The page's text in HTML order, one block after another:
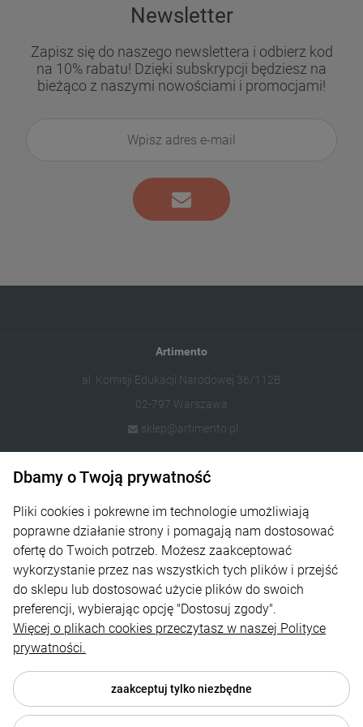
Newsletter
Zapisz się do naszego newslettera i odbierz kod
na 10% rabatu! Dzięki subskrypcji będziesz na
bieżąco z naszymi nowościami i promocjami!
Artimento
al. Komisji Edukacji Narodowej 36/112B
02-797 Warszawa
sklep@artimento.pl
Informacje
Sklep
Na skróty
Strefa Klienta
Dbamy o Twoją prywatność
Pliki cookies i pokrewne im technologie umożliwiają
poprawne działanie strony i pomagają nam dostosować
ofertę do Twoich potrzeb. Możesz zaakceptować
wykorzystanie przez nas wszystkich tych plików i przejść
do sklepu lub dostosować użycie plików do swoich
preferencji, wybierając opcję "Dostosuj zgody".
Więcej o plikach cookies przeczytasz w naszej Polityce
prywatności.
zaakceptuj tylko niezbędne